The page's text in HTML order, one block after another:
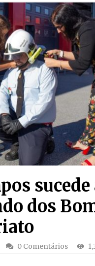
sucede
dos
0 Comentários